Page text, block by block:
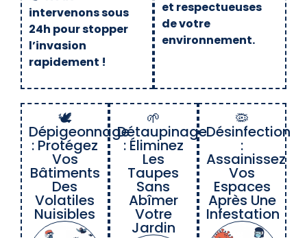
intervenons sous
24h pour stopper
l’invasion
rapidement !
et respectueuses
de votre
environnement.
🕊️
Dépigeonnage
: Protégez
Vos
Bâtiments
Des
Volatiles
Nuisibles
🌱
Détaupinage
: Éliminez
Les
Taupes
Sans
Abîmer
Votre
Jardin
🦠
Désinfection
:
Assainissez
Vos
Espaces
Après Une
Infestation